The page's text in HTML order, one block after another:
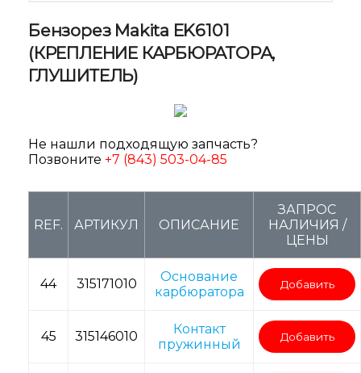
Бензорез Makita EK6101
(КРЕПЛЕНИЕ КАРБЮРАТОРА,
ГЛУШИТЕЛЬ)
Не нашли подходящую запчасть?
Позвоните +7 (843) 503-04-85
REF. АРТИКУЛ ОПИСАНИЕ
ЗАПРОС
НАЛИЧИЯ /
ЦЕНЫ
44 315171010
Основание
карбюратора
Добавить
45 315146010
Контакт
пружинный
Добавить